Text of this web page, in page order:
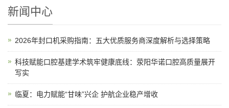
新闻中心
2026年封口机采购指南：五大优质服务商深度解析与选择策略
科技赋能口腔基建学术筑牢健康底线：荥阳华诺口腔高质量展开
写实
临夏：电力赋能“甘味”兴企 护航企业稳产增收